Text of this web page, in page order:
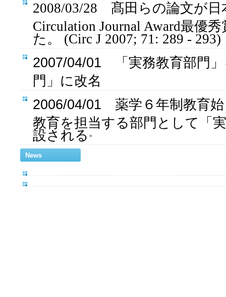
2008/03/28 髙田らの論文が日
Circulation Journal Award最優
た。 (Circ J 2007; 71: 289 - 293)
2007/04/01 「実務教育部門」
門」に改名
2006/04/01 薬学６年制教育
教育を担当する部門として「
設される 。
News